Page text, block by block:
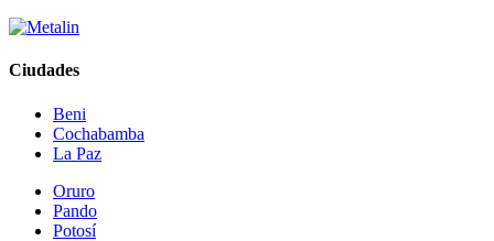
Ciudades
Beni
Cochabamba
La Paz
Oruro
Pando
Potosí